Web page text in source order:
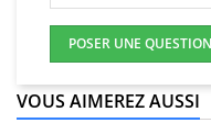
POSER UNE QUESTION
VOUS AIMEREZ AUSSI